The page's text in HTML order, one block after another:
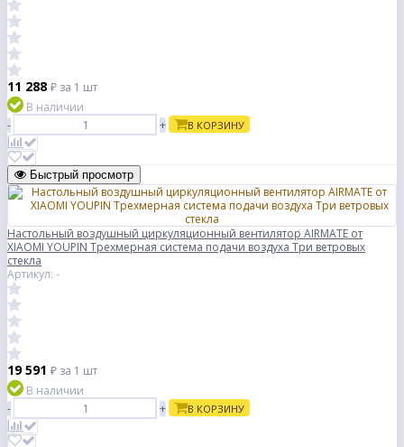
11 288 ₽ за 1 шт
В наличии
-
+ В КОРЗИНУ
Быстрый просмотр
Настольный воздушный циркуляционный вентилятор AIRMATE от
XIAOMI YOUPIN Трехмерная система подачи воздуха Три ветровых
стекла
Артикул: -
19 591 ₽ за 1 шт
В наличии
-
+ В КОРЗИНУ